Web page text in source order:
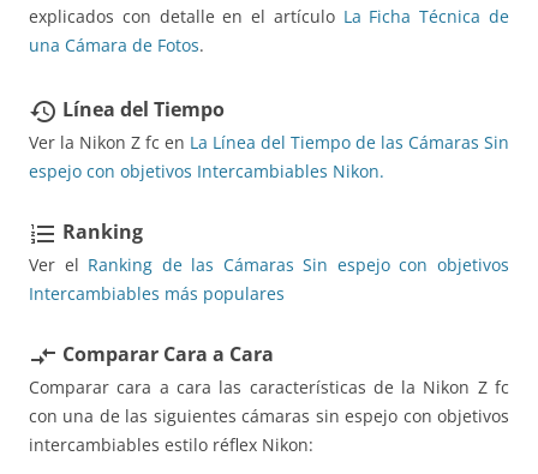
explicados con detalle en el artículo La Ficha Técnica de
una Cámara de Fotos.
restore Línea del Tiempo
Ver la Nikon Z fc en La Línea del Tiempo de las Cámaras Sin
espejo con objetivos Intercambiables Nikon.
format_list_numbered Ranking
Ver el Ranking de las Cámaras Sin espejo con objetivos
Intercambiables más populares
compare_arrows Comparar Cara a Cara
Comparar cara a cara las características de la Nikon Z fc
con una de las siguientes cámaras sin espejo con objetivos
intercambiables estilo réflex Nikon: